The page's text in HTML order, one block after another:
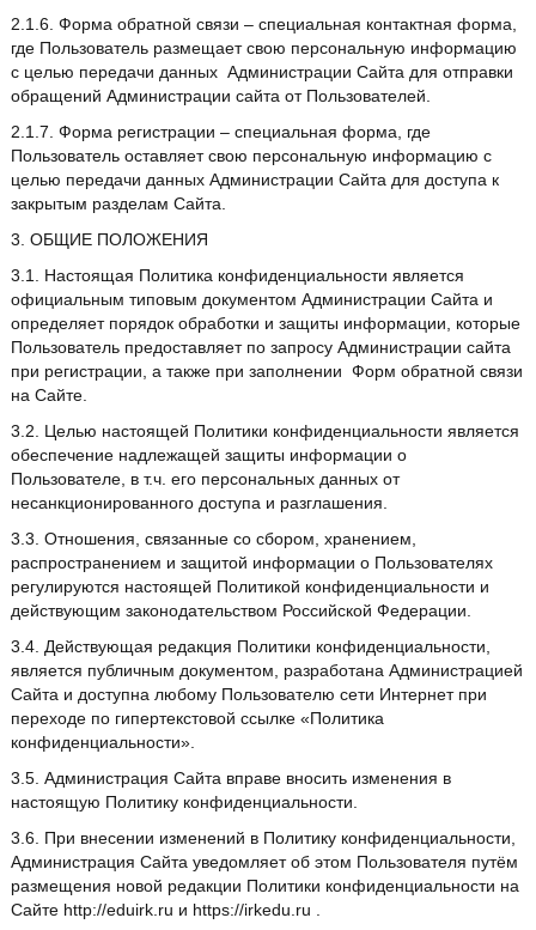
2.1.6. Форма обратной связи – специальная контактная форма,
где Пользователь размещает свою персональную информацию
с целью передачи данных Администрации Сайта для отправки
обращений Администрации сайта от Пользователей.
2.1.7. Форма регистрации – специальная форма, где
Пользователь оставляет свою персональную информацию с
целью передачи данных Администрации Сайта для доступа к
закрытым разделам Сайта.
3. ОБЩИЕ ПОЛОЖЕНИЯ
3.1. Настоящая Политика конфиденциальности является
официальным типовым документом Администрации Сайта и
определяет порядок обработки и защиты информации, которые
Пользователь предоставляет по запросу Администрации сайта
при регистрации, а также при заполнении Форм обратной связи
на Сайте.
3.2. Целью настоящей Политики конфиденциальности является
обеспечение надлежащей защиты информации о
Пользователе, в т.ч. его персональных данных от
несанкционированного доступа и разглашения.
3.3. Отношения, связанные со сбором, хранением,
распространением и защитой информации о Пользователях
регулируются настоящей Политикой конфиденциальности и
действующим законодательством Российской Федерации.
3.4. Действующая редакция Политики конфиденциальности,
является публичным документом, разработана Администрацией
Сайта и доступна любому Пользователю сети Интернет при
переходе по гипертекстовой ссылке «Политика
конфиденциальности».
3.5. Администрация Сайта вправе вносить изменения в
настоящую Политику конфиденциальности.
3.6. При внесении изменений в Политику конфиденциальности,
Администрация Сайта уведомляет об этом Пользователя путём
размещения новой редакции Политики конфиденциальности на
Сайте http://eduirk.ru и https://irkedu.ru .